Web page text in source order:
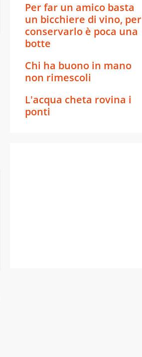
Per far un amico basta
un bicchiere di vino, per
conservarlo è poca una
botte
Chi ha buono in mano
non rimescoli
L'acqua cheta rovina i
ponti